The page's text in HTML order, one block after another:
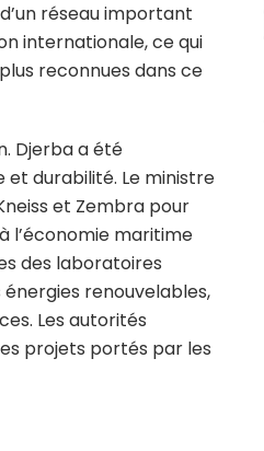
réseau important
internationale, ce qui
reconnues dans ce
Djerba a été
durabilité. Le ministre
et Zembra pour
l’économie maritime
des laboratoires
renouvelables,
Les autorités
projets portés par les